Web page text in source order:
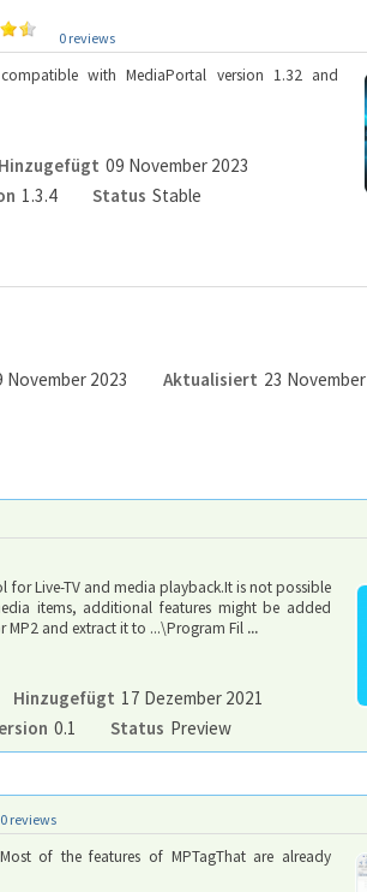
0 reviews
with MediaPortal version 1.32 and
Hinzugefügt 09 November 2023
1.3.4 Status Stable
November 2023 Aktualisiert 23 November
for Live-TV and media playback.It is not possible
items, additional features might be added
and extract it to ...\Program Fil ...
Hinzugefügt 17 Dezember 2021
0.1 Status Preview
0 reviews
of the features of MPTagThat are already